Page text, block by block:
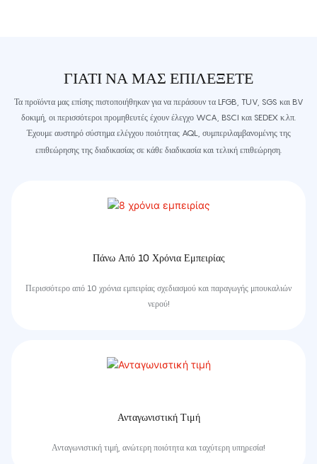
ΓΙΑΤΊ ΝΑ ΜΑΣ ΕΠΙΛΈΞΕΤΕ
Τα προϊόντα μας επίσης πιστοποιήθηκαν για να περάσουν τα LFGB, TUV, SGS και BV
δοκιμή, οι περισσότεροι προμηθευτές έχουν έλεγχο WCA, BSCI και SEDEX κ.λπ.
Έχουμε αυστηρό σύστημα ελέγχου ποιότητας AQL, συμπεριλαμβανομένης της
επιθεώρησης της διαδικασίας σε κάθε διαδικασία και τελική επιθεώρηση.
Πάνω Από 10 Χρόνια Εμπειρίας
Περισσότερο από 10 χρόνια εμπειρίας σχεδιασμού και παραγωγής μπουκαλιών
νερού!
Ανταγωνιστική Τιμή
Ανταγωνιστική τιμή, ανώτερη ποιότητα και ταχύτερη υπηρεσία!